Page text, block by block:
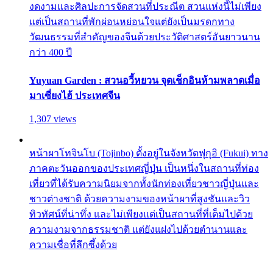
งดงามและศิลปะการจัดสวนที่ประณีต สวนแห่งนี้ไม่เพียง
แต่เป็นสถานที่พักผ่อนหย่อนใจแต่ยังเป็นมรดกทาง
วัฒนธรรมที่สำคัญของจีนด้วยประวัติศาสตร์อันยาวนาน
กว่า 400 ปี
Yuyuan Garden : สวนอวี้หยวน จุดเช็กอินห้ามพลาดเมื่อ
มาเซี่ยงไฮ้ ประเทศจีน
1,307 views
หน้าผาโทจินโบ (Tojinbo) ตั้งอยู่ในจังหวัดฟุกุอิ (Fukui) ทาง
ภาคตะวันออกของประเทศญี่ปุ่น เป็นหนึ่งในสถานที่ท่อง
เที่ยวที่ได้รับความนิยมจากทั้งนักท่องเที่ยวชาวญี่ปุ่นและ
ชาวต่างชาติ ด้วยความงามของหน้าผาที่สูงชันและวิว
ทิวทัศน์ที่น่าทึ่ง และไม่เพียงแต่เป็นสถานที่ที่เต็มไปด้วย
ความงามจากธรรมชาติ แต่ยังแฝงไปด้วยตำนานและ
ความเชื่อที่ลึกซึ้งด้วย